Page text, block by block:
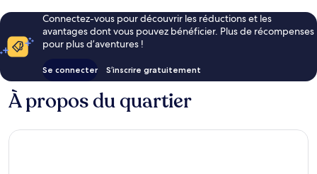
Connectez-vous pour découvrir les réductions et les
avantages dont vous pouvez bénéficier. Plus de récompenses
pour plus d’aventures !
Se connecter S’inscrire gratuitement
À propos du quartier